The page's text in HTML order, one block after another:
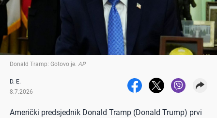
Donald Tramp: Gotovo je. AP
D. E.
8.7.2026
Američki predsjednik Donald Tramp (Donald Trump) prvi